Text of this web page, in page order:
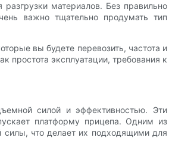
материалов. Без правильно
важно тщательно продумать тип
вы будете перевозить, частота и
простота эксплуатации, требования к
силой и эффективностью. Эти
платформу прицепа. Одним из
силы, что делает их подходящими для